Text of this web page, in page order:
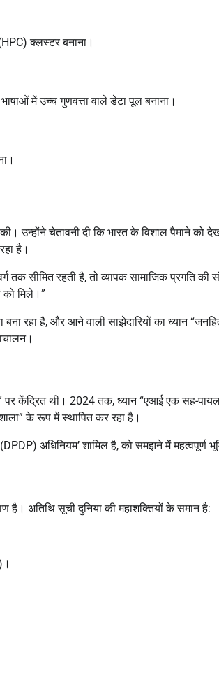
क्लस्टर बनाना।
में उच्च गुणवत्ता वाले डेटा पूल बनाना।
उन्होंने चेतावनी दी कि भारत के विशाल पैमाने को
है।
सीमित रहती है, तो व्यापक सामाजिक प्रगति की
को मिले।”
रहा है, और आने वाली साझेदारियों का ध्यान
पर केंद्रित थी। 2024 तक, ध्यान “एआई एक सह-
के रूप में स्थापित कर रहा है।
अधिनियम’ शामिल है, को समझने में महत्वपूर्ण
है। अतिथि सूची दुनिया की महाशक्तियों के समान है: